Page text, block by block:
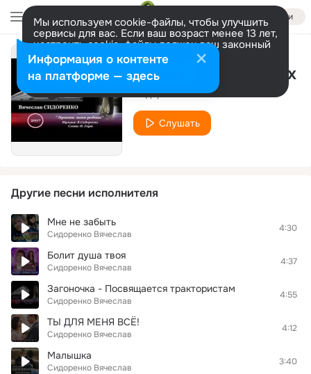
Войти
Мы используем cookie-файлы, чтобы улучшить
сервисы для вас. Если ваш возраст менее 13 лет,
настроить cookie-файлы должен ваш законный
представитель. Больше информации
Разрешить все Настроить
038. В твоих глазах
Сидоренко Вячеслав
Слушать
Другие песни исполнителя
Мне не забыть
Сидоренко Вячеслав
4:30
Болит душа твоя
Сидоренко Вячеслав
4:37
Загоночка - Посвящается трактористам
Сидоренко Вячеслав
4:55
ТЫ ДЛЯ МЕНЯ ВСЁ!
Сидоренко Вячеслав
4:12
Малышка
Сидоренко Вячеслав
3:40
Информация о контенте
на платформе — здесь